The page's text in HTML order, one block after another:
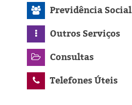
Previdência Social
Outros Serviços
Consultas
Telefones Úteis